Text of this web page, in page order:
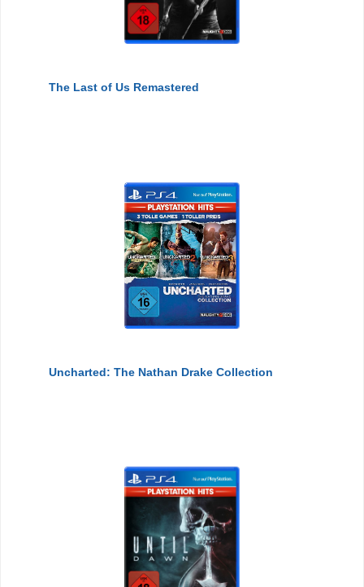
The Last of Us Remastered
Uncharted: The Nathan Drake Collection